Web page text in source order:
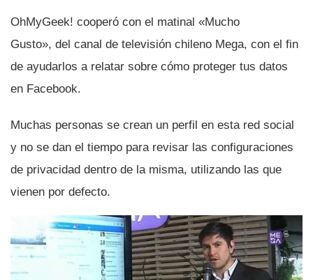
OhMyGeek! cooperó con el matinal «Mucho
Gusto», del canal de televisión chileno Mega, con el fin
de ayudarlos a relatar sobre cómo proteger tus datos
en Facebook.
Muchas personas se crean un perfil en esta red social
y no se dan el tiempo para revisar las configuraciones
de privacidad dentro de la misma, utilizando las que
vienen por defecto.